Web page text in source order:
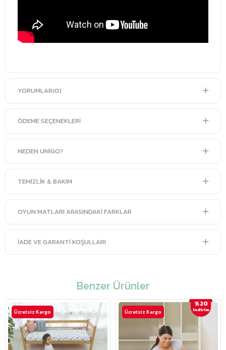
YORUMLAR(0)
ÖDEME SEÇENEKLERI
NEDEN UNIGO?
TEMIZLIK & BAKIM
OYUN MATLARI ARASINDAKI FARKLAR
İADE VE GARANTI KOŞULLARI
Benzer Ürünler
Ücretsiz Kargo
%20
i̇ndirim
Ücretsiz Kargo